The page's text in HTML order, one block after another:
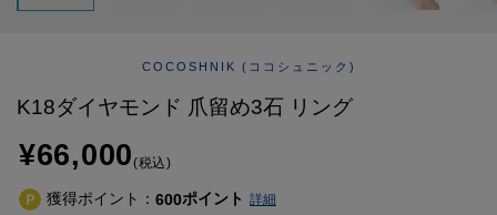
COCOSHNIK (ココシュニック)
K18ダイヤモンド 爪留め3石 リング
¥66,000(税込)
獲得ポイント： 600ポイント 詳細